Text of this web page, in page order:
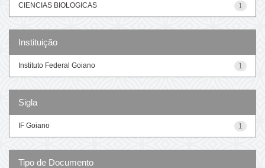
1
CIENCIAS BIOLOGICAS
Instituição
1
Instituto Federal Goiano
Sigla
1
IF Goiano
Tipo de Documento